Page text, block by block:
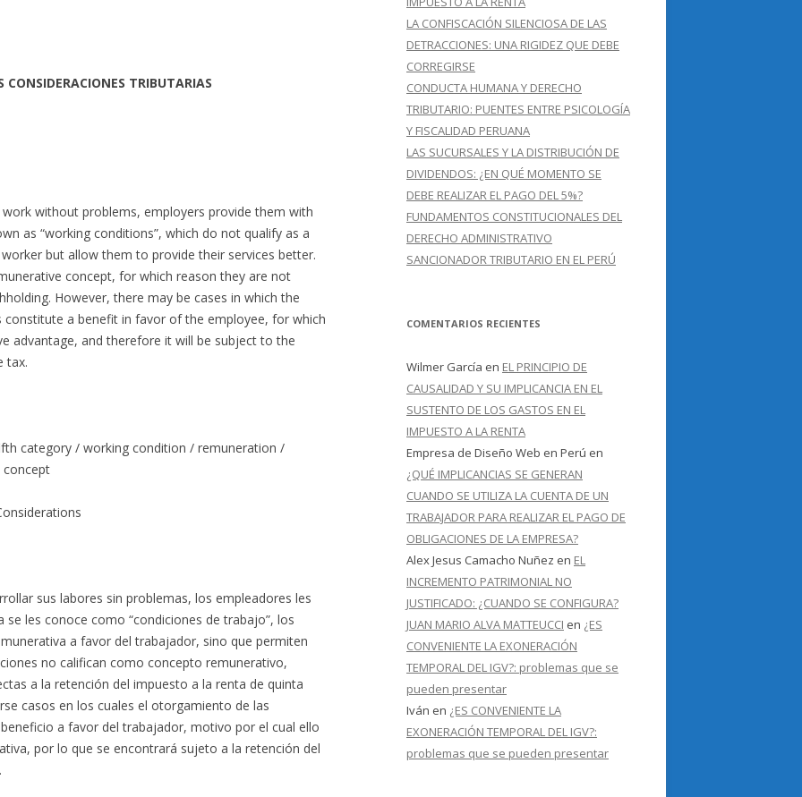
TRIBUTARIAS
without problems, employers provide them with
as “working conditions”, which do not qualify as a
but allow them to provide their services better.
concept, for which reason they are not
However, there may be cases in which the
a benefit in favor of the employee, for which
advantage, and therefore it will be subject to the
tax.
category / working condition / remuneration /
concept
sus labores sin problemas, los empleadores les
les conoce como “condiciones de trabajo”, los
a favor del trabajador, sino que permiten
no califican como concepto remunerativo,
a la retención del impuesto a la renta de quinta
casos en los cuales el otorgamiento de las
a favor del trabajador, motivo por el cual ello
por lo que se encontrará sujeto a la retención del
LA CONFISCACIÓN SILENCIOSA DE LAS
DETRACCIONES: UNA RIGIDEZ QUE DEBE
CORREGIRSE
CONDUCTA HUMANA Y DERECHO
TRIBUTARIO: PUENTES ENTRE PSICOLOGÍA
Y FISCALIDAD PERUANA
LAS SUCURSALES Y LA DISTRIBUCIÓN DE
DIVIDENDOS: ¿EN QUÉ MOMENTO SE
DEBE REALIZAR EL PAGO DEL 5%?
FUNDAMENTOS CONSTITUCIONALES DEL
DERECHO ADMINISTRATIVO
SANCIONADOR TRIBUTARIO EN EL PERÚ
COMENTARIOS RECIENTES
Wilmer García en EL PRINCIPIO DE
CAUSALIDAD Y SU IMPLICANCIA EN EL
SUSTENTO DE LOS GASTOS EN EL
IMPUESTO A LA RENTA
Empresa de Diseño Web en Perú en
¿QUÉ IMPLICANCIAS SE GENERAN
CUANDO SE UTILIZA LA CUENTA DE UN
TRABAJADOR PARA REALIZAR EL PAGO DE
OBLIGACIONES DE LA EMPRESA?
Alex Jesus Camacho Nuñez en EL
INCREMENTO PATRIMONIAL NO
JUSTIFICADO: ¿CUANDO SE CONFIGURA?
JUAN MARIO ALVA MATTEUCCI en ¿ES
CONVENIENTE LA EXONERACIÓN
TEMPORAL DEL IGV?: problemas que se
pueden presentar
Iván en ¿ES CONVENIENTE LA
EXONERACIÓN TEMPORAL DEL IGV?:
problemas que se pueden presentar